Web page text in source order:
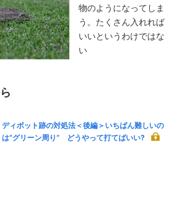
物のようになってしま
う。たくさん入れれば
いいというわけではな
い
ディボット跡の対処法＜後編＞いちばん難しいの
は“グリーン周り” どうやって打てばいい?